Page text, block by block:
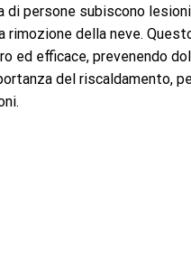
di persone subiscono
rimozione della neve.
ed efficace, prevenendo
del riscaldamento,